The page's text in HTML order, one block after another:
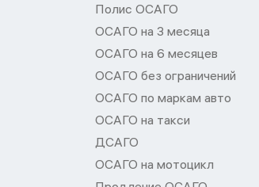
Полис ОСАГО
ОСАГО на 3 месяца
ОСАГО на 6 месяцев
ОСАГО без ограничений
ОСАГО по маркам авто
ОСАГО на такси
ДСАГО
ОСАГО на мотоцикл